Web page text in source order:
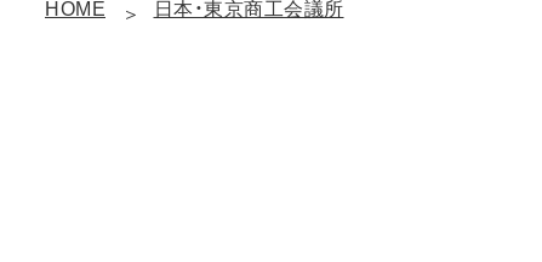
HOME 日本・東京商工会議所